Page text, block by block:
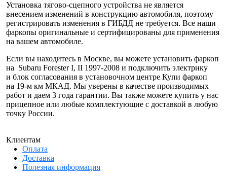
Установка тягово-сцепного устройства не является
внесением изменений в конструкцию автомобиля, поэтому
регистрировать изменения в ГИБДД не требуется. Все наши
фаркопы оригинальные и сертифицированы для применения
на вашем автомобиле.
Если вы находитесь в Москве, вы можете установить фаркоп
на Subaru Forester I, II 1997-2008 и подключить электрику
и блок согласования в установочном центре Купи фаркоп
на 19-м км МКАД. Мы уверены в качестве производимых
работ и даем 3 года гарантии. Вы также можете купить у нас
прицепное или любые комплектующие с доставкой в любую
точку России.
Клиентам
Оплата
Доставка
Полезная информация